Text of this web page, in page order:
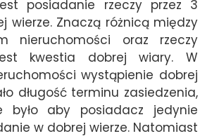
posiadanie rzeczy przez 3
wierze. Znaczą różnicą między
nieruchomości oraz rzeczy
kwestia dobrej wiary. W
wystąpienie dobrej
długość terminu zasiedzenia,
było aby posiadacz jedynie
w dobrej wierze. Natomiast